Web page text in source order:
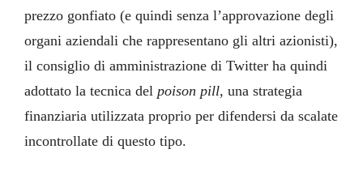
prezzo gonfiato (e quindi senza l’approvazione degli
organi aziendali che rappresentano gli altri azionisti),
il consiglio di amministrazione di Twitter ha quindi
adottato la tecnica delpoison pill, una strategia
finanziaria utilizzata proprio per difendersi da scalate
incontrollate di questo tipo.